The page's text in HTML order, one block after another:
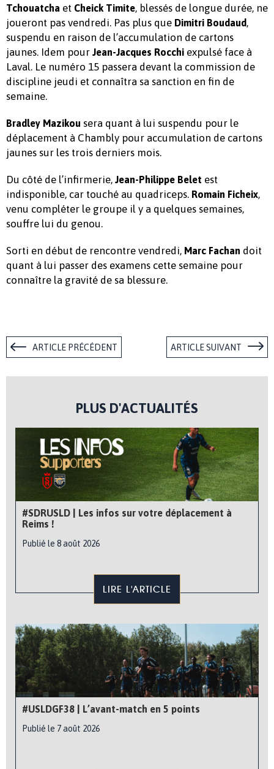
Tchouatcha et Cheick Timite, blessés de longue durée, ne
joueront pas vendredi. Pas plus que Dimitri Boudaud,
suspendu en raison de l’accumulation de cartons
jaunes. Idem pour Jean-Jacques Rocchi expulsé face à
Laval. Le numéro 15 passera devant la commission de
discipline jeudi et connaîtra sa sanction en fin de
semaine.
Bradley Mazikou sera quant à lui suspendu pour le
déplacement à Chambly pour accumulation de cartons
jaunes sur les trois derniers mois.
Du côté de l’infirmerie, Jean-Philippe Belet est
indisponible, car touché au quadriceps. Romain Ficheix,
venu compléter le groupe il y a quelques semaines,
souffre lui du genou.
Sorti en début de rencontre vendredi, Marc Fachan doit
quant à lui passer des examens cette semaine pour
connaître la gravité de sa blessure.
ARTICLE PRÉCÉDENT ARTICLE SUIVANT
PLUS D'ACTUALITÉS
#SDRUSLD | Les infos sur votre déplacement à
Reims !
Publié le 8 août 2026
LIRE L'ARTICLE
#USLDGF38 | L’avant-match en 5 points
Publié le 7 août 2026